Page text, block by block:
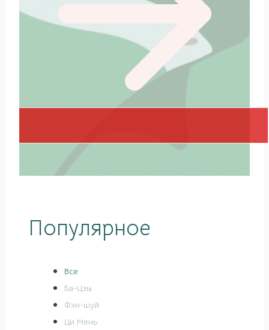
Популярное
Все
Ба-Цзы
Фэн-шуй
Ци Мень